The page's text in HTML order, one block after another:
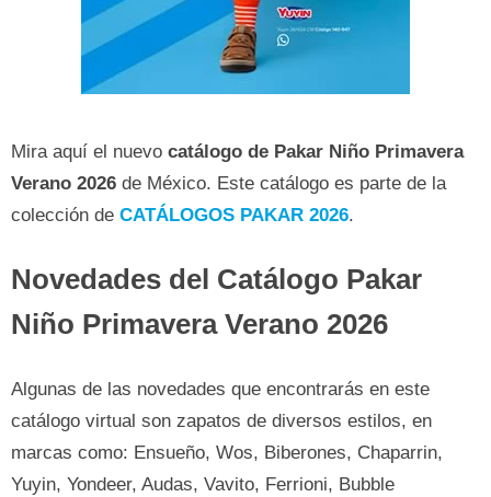
Mira aquí el nuevo catálogo de Pakar Niño Primavera
Verano 2026 de México. Este catálogo es parte de la
colección de CATÁLOGOS PAKAR 2026.
Novedades del Catálogo Pakar
Niño Primavera Verano 2026
Algunas de las novedades que encontrarás en este
catálogo virtual son zapatos de diversos estilos, en
marcas como: Ensueño, Wos, Biberones, Chaparrin,
Yuyin, Yondeer, Audas, Vavito, Ferrioni, Bubble